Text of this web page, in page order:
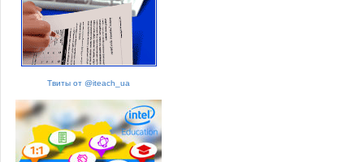
Твиты от @iteach_ua